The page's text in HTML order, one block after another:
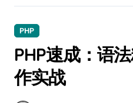
PHP
PHP速成：语
作实战